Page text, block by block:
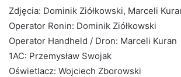
Zdjęcia: Dominik Ziółkowski, Marceli
Operator Ronin: Dominik Ziółkowski
Operator Handheld / Dron: Marceli Kuran
1AC: Przemysław Swojak
Oświetlacz: Wojciech Zborowski